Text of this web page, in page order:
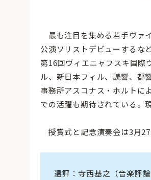
最も注目を集める若手ヴァ
公演ソリストデビューするな
第16回ヴィエニャフスキ国際
ル、新日本フィル、読響、都
事務所アスコナス・ホルトに
での活躍も期待されている。
授賞式と記念演奏会は3月27
選評：寺西基之（音楽評論